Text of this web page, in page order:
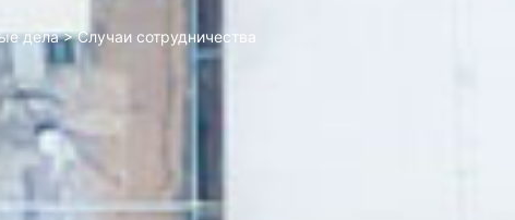
дела>Случаи сотрудничества